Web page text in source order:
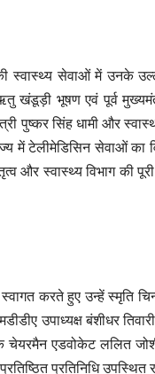
स्वास्थ्य सेवाओं में उनके
खंडूड़ी भूषण एवं पूर्व
सिंह धामी और
में टेलीमेडिसिन सेवाओं का
स्वास्थ्य विभाग की पूरी
करते हुए उन्हें स्मृति
उपाध्यक्ष बंशीधर
चेयरमैन एडवोकेट ललित
प्रतिनिधि उपस्थित